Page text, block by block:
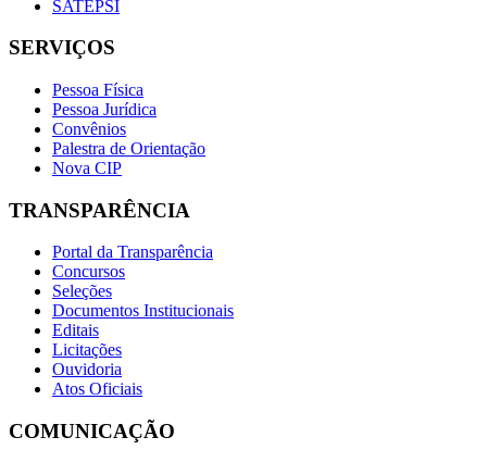
SATEPSI
SERVIÇOS
Pessoa Física
Pessoa Jurídica
Convênios
Palestra de Orientação
Nova CIP
TRANSPARÊNCIA
Portal da Transparência
Concursos
Seleções
Documentos Institucionais
Editais
Licitações
Ouvidoria
Atos Oficiais
COMUNICAÇÃO